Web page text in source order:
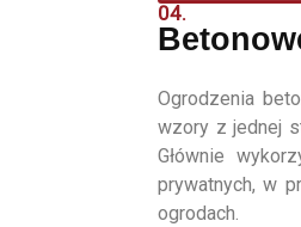
04.
Ogrodzenia
wzory z jednej
Głównie
prywatnych, w
ogrodach.